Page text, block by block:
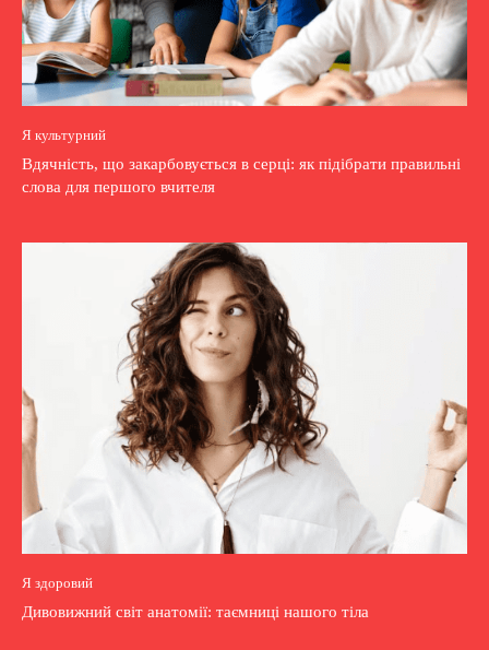
Я культурний
Вдячність, що закарбовується в серці: як підібрати правильні
слова для першого вчителя
Я здоровий
Дивовижний світ анатомії: таємниці нашого тіла